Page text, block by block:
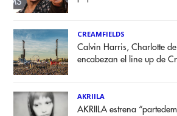
CREAMFIELDS
Calvin Harris, Charlotte
encabezan el line up de
AKRIILA
AKRIILA estrena